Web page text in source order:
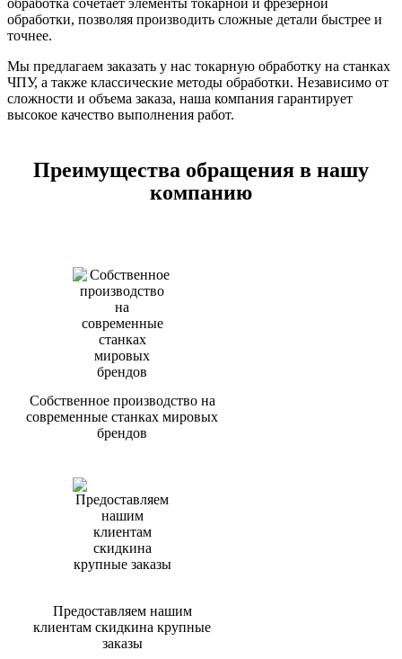
обработка сочетает элементы токарной и фрезерной
обработки, позволяя производить сложные детали быстрее и
точнее.
Мы предлагаем заказать у нас токарную обработку на станках
ЧПУ, а также классические методы обработки. Независимо от
сложности и объема заказа, наша компания гарантирует
высокое качество выполнения работ.
Преимущества обращения в нашу
компанию
Собственное производство на
современные станках мировых
брендов
Предоставляем нашим
клиентам скидкина крупные
заказы